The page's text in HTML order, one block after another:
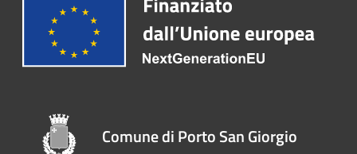
Comune di Porto San Giorgio